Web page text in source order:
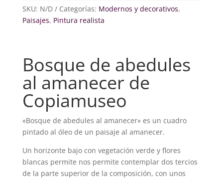
amanecer
cantidad
SKU: N/D Categorías: Modernos y decorativos,
Paisajes, Pintura realista
Bosque de abedules
al amanecer de
Copiamuseo
«Bosque de abedules al amanecer» es un cuadro
pintado al óleo de un paisaje al amanecer.
Un horizonte bajo con vegetación verde y flores
blancas permite nos permite contemplar dos tercios
de la parte superior de la composición, con unos